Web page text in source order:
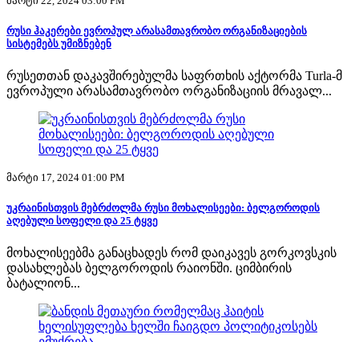
რუსი ჰაკერები ევროპულ არასამთავრობო ორგანიზაციების
სისტემებს უმიზნებენ
რუსეთთან დაკავშირებულმა საფრთხის აქტორმა Turla-მ
ევროპული არასამთავრობო ორგანიზაციის მრავალ...
მარტი 17, 2024 01:00 PM
უკრაინისთვის მებრძოლმა რუსი მოხალისეები: ბელგოროდის
აღებული სოფელი და 25 ტყვე
მოხალისეებმა განაცხადეს რომ დაიკავეს გორკოვსკის
დასახლებას ბელგოროდის რაიონში. ციმბირის
ბატალიონ...